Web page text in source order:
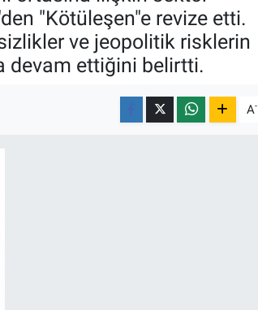
"Kötüleşen"e revize etti.
ve jeopolitik risklerin
devam ettiğini belirtti.
A-